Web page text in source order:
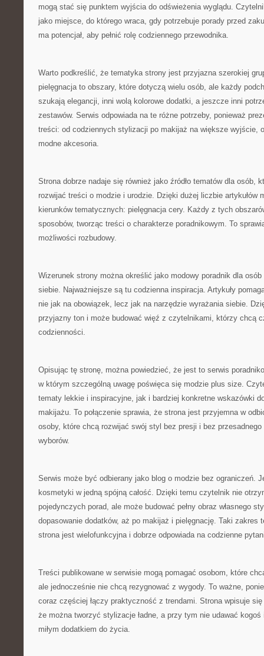
mogą stać się punktem wyjścia do odświeżenia wyglądu.
jako miejsce, do którego wraca, gdy potrzebuje porady przed
ma potencjał, aby pełnić rolę codziennego przewodnika.
Warto podkreślić, że tematyka strony jest przyjazna szerokiej
pielęgnacja to obszary, które dotyczą wielu osób, ale każdy
szukają elegancji, inni wolą kolorowe dodatki, a jeszcze inni
zestawów. Serwis odpowiada na te różne potrzeby, ponieważ
treści: od codziennych stylizacji po makijaż na większe wyjście,
modne akcesoria.
Strona dobrze nadaje się również jako źródło tematów dla osób,
rozwijać treści o modzie i urodzie. Dzięki dużej liczbie artykułów
kierunków tematycznych: pielęgnacja cery. Każdy z tych
sposobów, tworząc treści o charakterze poradnikowym. To
możliwości rozbudowy.
Wizerunek strony można określić jako modowy poradnik dla
siebie. Najważniejsze są tu codzienna inspiracja. Artykuły
nie jak na obowiązek, lecz jak na narzędzie wyrażania siebie.
przyjazny ton i może budować więź z czytelnikami, którzy chcą
codzienności.
Opisując tę stronę, można powiedzieć, że jest to serwis
w którym szczególną uwagę poświęca się modzie plus size.
tematy lekkie i inspiracyjne, jak i bardziej konkretne wskazówki
makijażu. To połączenie sprawia, że strona jest przyjemna w
osoby, które chcą rozwijać swój styl bez presji i bez
wyborów.
Serwis może być odbierany jako blog o modzie bez ograniczeń.
kosmetyki w jedną spójną całość. Dzięki temu czytelnik nie
pojedynczych porad, ale może budować pełny obraz własnego
dopasowanie dodatków, aż po makijaż i pielęgnację. Taki zakres
strona jest wielofunkcyjna i dobrze odpowiada na codzienne
Treści publikowane w serwisie mogą pomagać osobom, które
ale jednocześnie nie chcą rezygnować z wygody. To ważne,
coraz częściej łączy praktyczność z trendami. Strona wpisuje
że można tworzyć stylizacje ładne, a przy tym nie udawać
miłym dodatkiem do życia.